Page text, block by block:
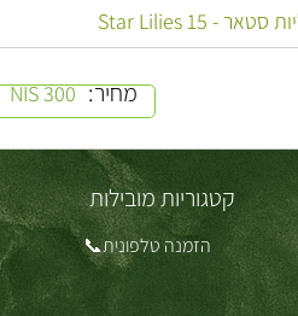
מחיר: 300 NIS
קטגוריות מובילות
הזמנה טלפונית📞